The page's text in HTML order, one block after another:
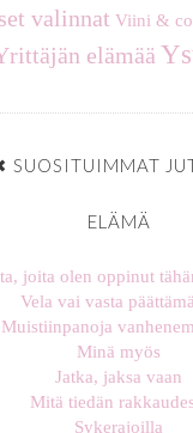
valinnat Viini &
elämää
SUOSITUIMMAT
ELÄMÄ
joita olen oppinut
Vela vai vasta
Muistiinpanoja
Minä myös
Jatka, jaksa vaan
Mitä tiedän
Sykerajoilla